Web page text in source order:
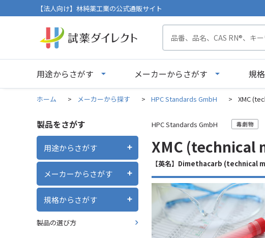
【法人向け】林純薬工業の公式通販サイト
用途からさがす メーカーからさがす 規
ホーム > メーカーから探す > HPC Standards GmbH > XMC
製品をさがす
用途からさがす
メーカーからさがす
規格からさがす
製品の選び方
HPC Standards GmbH
XMC (technical
【英名】Dimethacarb (technical